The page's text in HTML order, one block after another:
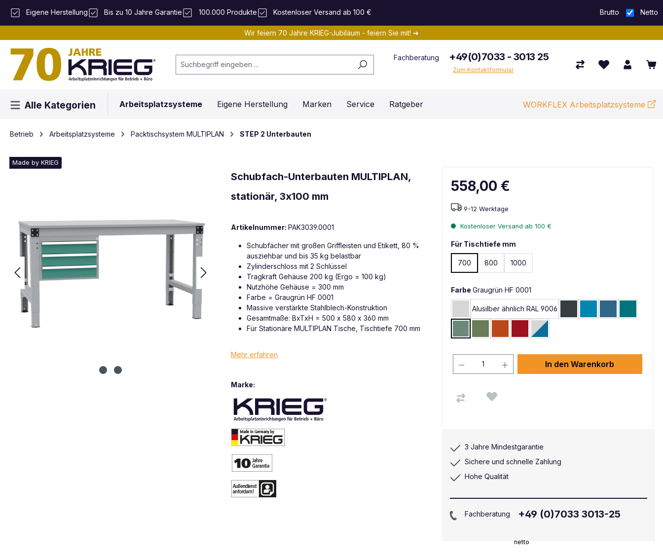
Hauptinhalt springen
Zur Suche springen
Zur Hauptnavigation springen
Eigene Herstellung Bis zu 10 Jahre Garantie 100.000 Produkte Kostenloser Versand ab 100 € Brutto Netto
Wir feiern 70 Jahre KRIEG-Jubiläum - feiern Sie mit! ➔
Fachberatung +49(0)7033 - 3013 25
Zum Kontaktformular
Alle Kategorien Arbeitsplatzsysteme Eigene Herstellung Marken Service Ratgeber WORKFLEX Arbeitsplatzsysteme
Betrieb Arbeitsplatzsysteme Packtischsystem MULTIPLAN STEP 2 Unterbauten
Made by KRIEG
Schubfach-Unterbauten MULTIPLAN,
stationär, 3x100 mm
Artikelnummer: PAK3039.0001
Schubfächer mit großen Griffleisten und Etikett, 80 %
ausziehbar und bis 35 kg belastbar
Zylinderschloss mit 2 Schlüssel
Tragkraft Gehäuse 200 kg (Ergo = 100 kg)
Nutzhöhe Gehäuse = 300 mm
Farbe = Graugrün HF 0001
Massive verstärkte Stahlblech-Konstruktion
Gesamtmaße: BxTxH = 500 x 580 x 360 mm
Für Stationäre MULTIPLAN Tische, Tischtiefe 700 mm
Mehr erfahren
Marke:
558,00 €
netto
9-12 Werktage
Kostenloser Versand ab 100 €
Für Tischtiefe mm
700 800 1000
Farbe Graugrün HF 0001
Lichtgrau RAL 7035
Alusilber ähnlich RAL 9006
Resedagrün RAL 6011
Rotorange RAL 2001
Rubinrot RAL 3003
In den Warenkorb
3 Jahre Mindestgarantie
Sichere und schnelle Zahlung
Hohe Qualität
Fachberatung +49 (0)7033 3013-25